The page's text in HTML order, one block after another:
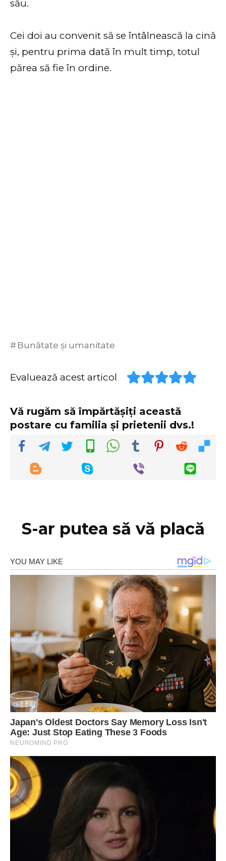
său.
Cei doi au convenit să se întâlnească la cină
și, pentru prima dată în mult timp, totul
părea să fie în ordine.
Bunătate și umanitate
Evaluează acest articol
Vă rugăm să împărtășiți această
postare cu familia și prietenii dvs.!
S-ar putea să vă placă